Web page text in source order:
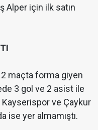
Alper için ilk satın
maçta forma giyen
3 gol ve 2 asist ile
ve Çaykur
ise yer almamıştı.